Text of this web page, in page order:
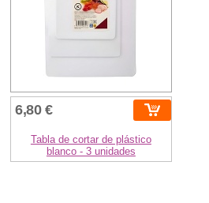
6,80 €
Tabla de cortar de plástico
blanco - 3 unidades